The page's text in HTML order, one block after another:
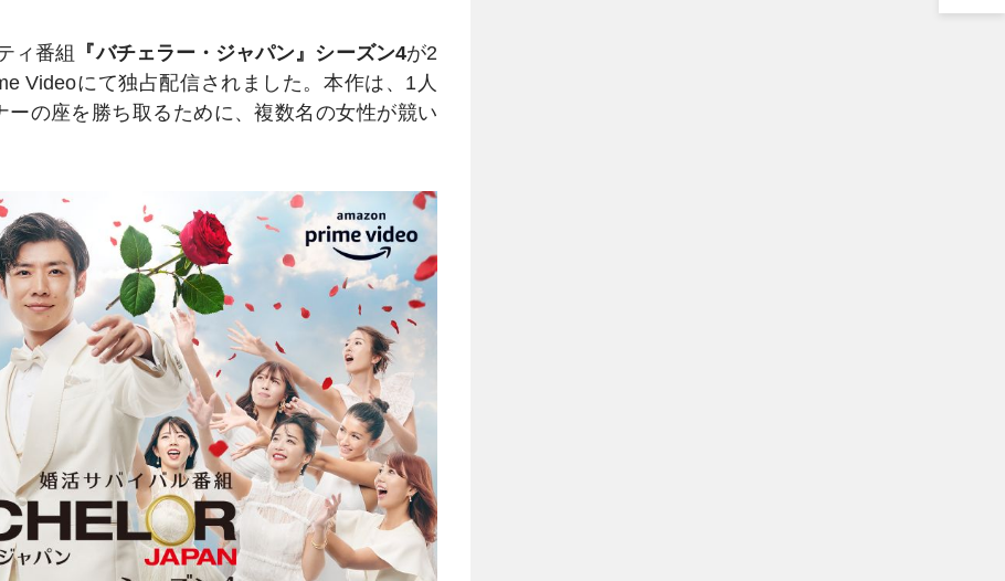
ィ番組 『バチェラー・ジャパン』シーズン4が2
Videoにて独占配信されました。本作は、1人
の座を勝ち取るために、複数名の女性が競い